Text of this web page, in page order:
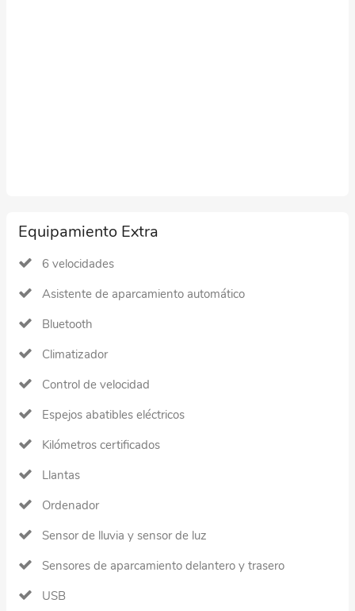
Equipamiento Extra
6 velocidades
Asistente de aparcamiento automático
Bluetooth
Climatizador
Control de velocidad
Espejos abatibles eléctricos
Kilómetros certificados
Llantas
Ordenador
Sensor de lluvia y sensor de luz
Sensores de aparcamiento delantero y trasero
USB